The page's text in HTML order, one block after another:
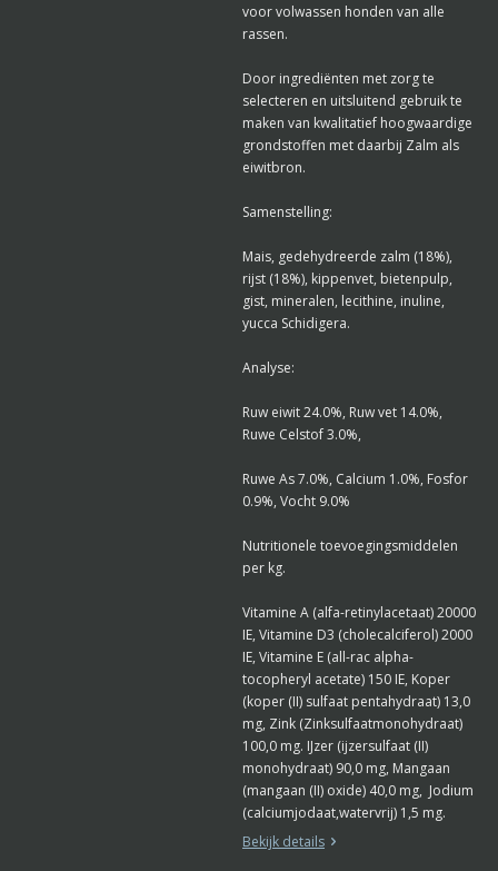
voor volwassen honden van alle
rassen.
Door ingrediënten met zorg te
selecteren en uitsluitend gebruik te
maken van kwalitatief hoogwaardige
grondstoffen met daarbij Zalm als
eiwitbron.
Samenstelling:
Mais, gedehydreerde zalm (18%),
rijst (18%), kippenvet, bietenpulp,
gist, mineralen, lecithine, inuline,
yucca Schidigera.
Analyse:
Ruw eiwit 24.0%, Ruw vet 14.0%,
Ruwe Celstof 3.0%,
Ruwe As 7.0%, Calcium 1.0%, Fosfor
0.9%, Vocht 9.0%
Nutritionele toevoegingsmiddelen
per kg.
Vitamine A (alfa-retinylacetaat) 20000
IE, Vitamine D3 (cholecalciferol) 2000
IE, Vitamine E (all-rac alpha-
tocopheryl acetate) 150 IE, Koper
(koper (II) sulfaat pentahydraat) 13,0
mg, Zink (Zinksulfaatmonohydraat)
100,0 mg. IJzer (ijzersulfaat (II)
monohydraat) 90,0 mg, Mangaan
(mangaan (II) oxide) 40,0 mg, Jodium
(calciumjodaat,watervrij) 1,5 mg.
Bekijk details